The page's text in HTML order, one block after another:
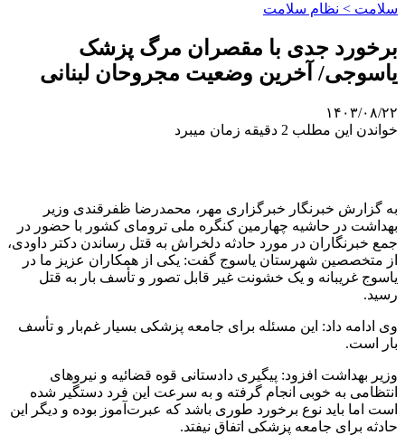
سلامت > نظام سلامت
برخورد جدی با مقصران مرگ پزشک
یاسوجی/ آخرین وضعیت مجروحان لبنانی
۱۴۰۳/۰۸/۲۲
خواندن این مطلب 2 دقیقه زمان میبرد
به گزارش خبرنگار خبرگزاری مهر، محمدرضا ظفرقندی وزیر
بهداشت در حاشیه چهارمین کنگره ملی ترومای کشور با حضور در
جمع خبرنگاران در مورد حادثه دلخراش به قتل رساندن دکتر داودی،
از متخصصین شهرستان یاسوج گفت: یکی از همکاران عزیز ما در
یاسوج غریبانه و یک خشونت غیر قابل تصور و تأسف بار به قتل
رسید.
وی ادامه داد: این مسئله برای جامعه پزشکی بسیار غم‌بار و تأسف
بار است.
وزیر بهداشت افزود: پیگیری دادستانی قوه قضائیه و نیروهای
انتظامی به خوبی انجام گرفته و به سرعت این فرد دستگیر شده
است اما باید نوع برخورد طوری باشد که عبرت‌آموز بوده و دیگر این
حادثه برای جامعه پزشکی اتفاق نیفتد.